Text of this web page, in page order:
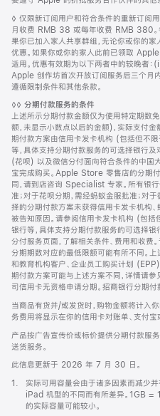
脚
注
◊ 仅限新订阅用户和符合条件的重新订阅
月收费 RMB 38 或每年收费 RMB 380。
果你已加入家人共享群组，无论你或你的
优惠。如果你或你的家人此前已领取
适用。优惠有效期为以下两者中的较晚者
Apple 创作坊首次开放订阅服务后三个月
遵循限制条件和其他条款。
脚
注
◊◊ 分期付款服务的条件
上述所示分期付款金额仅为使用特定期数
额，未显示小数点以后的金额)，实际支付
期付款方案由信用卡发卡机构 (包括但不限
等，具体支持分期付款服务的可选择银行
(花呗) 以及微信分付面向符合条件的中国
宝完成购买。Apple Store 零售店的分期
同，请到店咨询 Specialist 专家。所有银
准；对于花呗分期，需经蚂蚁金服批准；对
择的分期付款方案未获得信用卡发卡机构
被告知原因。请参阅信用卡发卡机构 (包括
银行等，具体支持分期付款服务的可选择
分付服务页面，了解相关条件、费用和收费
分期期数对应的最低限额可能有所不同。
和教育机构客户、企业员工购买计划
期付款方案可能与上述方案不同，详情请
司信用卡无资格申请分期。招商银行分期
当商品有货并/或发货时，购物金额将计入
务费用将显示在你的信用卡对账单、支付宝
产品按广告宣传价或标价提供分期付款服
送货服务。
此信息更新于 2026 年 7 月 30 日。
脚
1.
实际可用容量会由于诸多因素而减少
iPad 机型的不同而有所差异。1GB =
的实际容量可能较小。